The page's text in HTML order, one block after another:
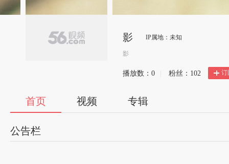
影 IP属地：未知
影
播放数： 0 粉丝： 102 订
首页 视频 专辑
公告栏